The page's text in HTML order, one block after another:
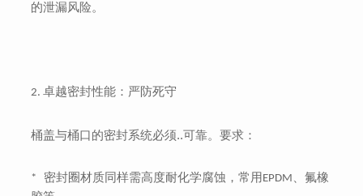
的泄漏风险。
2.卓越密封性能：严防死守
桶盖与桶口的密封系统必须..可靠。要求：
* 密封圈材质同样需高度耐化学腐蚀，常用 EPDM
、氟橡